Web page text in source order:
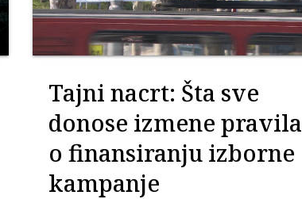
Tajni nacrt: Šta sve
donose izmene pravila
o finansiranju izborne
kampanje